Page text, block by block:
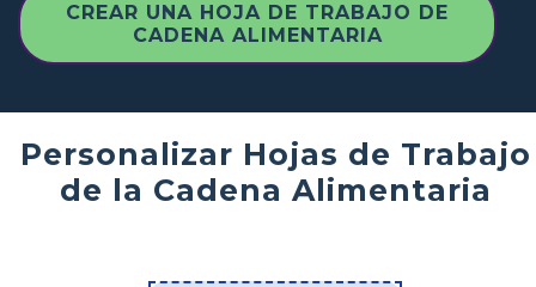
CREAR UNA HOJA DE TRABAJO DE
CADENA ALIMENTARIA
Personalizar Hojas de Trabajo
de la Cadena Alimentaria